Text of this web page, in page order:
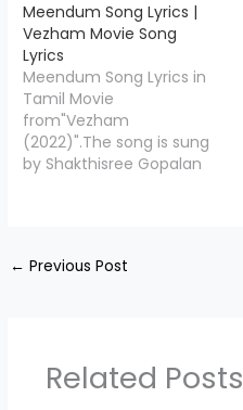
Kuyile Kuyile Lyrics is
penned down by Jaya
Murugan",Starring
Napoleon, Udhaya,
Jayaseal, Vijayalaxmi.
Kuyile Kuyile Song
Credits Movie/Album
Name Kalakalappu Song
Meendum Song Lyrics |
Vezham Movie Song
Lyrics
Meendum Song Lyrics in
Tamil Movie
from"Vezham
(2022)".The song is sung
by Shakthisree Gopalan
by " Sivam",Starring
Movie/Album Name
← Previous Post
Related Posts